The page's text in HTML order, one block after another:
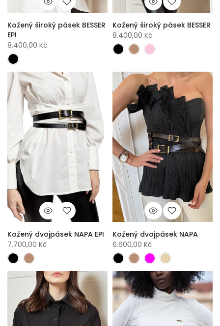
Kožený široký pásek BESSER
EPI
8.400,00 Kč
Kožený široký pásek BESSER
8.400,00 Kč
Kožený dvojpásek NAPA EPI
7.700,00 Kč
Kožený dvojpásek NAPA
6.600,00 Kč